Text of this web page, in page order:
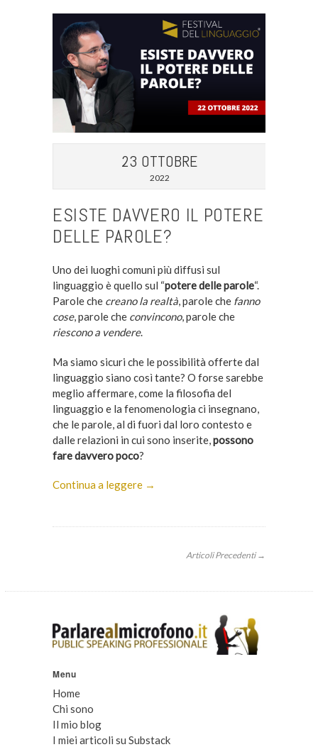
23 OTTOBRE
2022
ESISTE DAVVERO IL POTERE
DELLE PAROLE?
Uno dei luoghi comuni più diffusi sul
linguaggio è quello sul “potere delle parole“.
Parole che creano la realtà, parole che fanno
cose, parole che convincono, parole che
riescono a vendere.
Ma siamo sicuri che le possibilità offerte dal
linguaggio siano così tante? O forse sarebbe
meglio affermare, come la filosofia del
linguaggio e la fenomenologia ci insegnano,
che le parole, al di fuori dal loro contesto e
dalle relazioni in cui sono inserite,possono
fare davvero poco?
Continua a leggere →
Articoli Precedenti →
Menu
Home
Chi sono
Il mio blog
I miei articoli su Substack